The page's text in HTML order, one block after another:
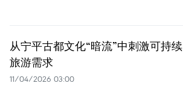
从宁平古都文化“暗流”中刺激可持续
旅游需求
11/04/2026 03:00